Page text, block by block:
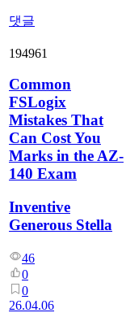
댓글
194961
Common
FSLogix
Mistakes That
Can Cost You
Marks in the AZ-
140 Exam
Inventive
Generous Stella
46
0
0
26.04.06